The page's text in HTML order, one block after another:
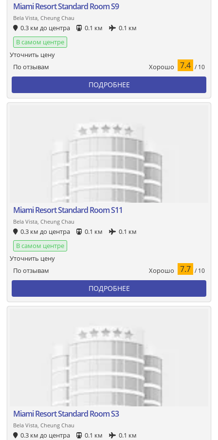
Miami Resort Standard Room S9
Bela Vista, Cheung Chau
0.3 км до центра 0.1 км
0.1 км
В самом центре
По отзывам Хорошо 7.4 / 10
Уточнить цену
ПОДРОБНЕЕ
Miami Resort Standard Room S11
Bela Vista, Cheung Chau
0.3 км до центра 0.1 км
0.1 км
В самом центре
По отзывам Хорошо 7.7 / 10
Уточнить цену
ПОДРОБНЕЕ
Miami Resort Standard Room S3
Bela Vista, Cheung Chau
0.3 км до центра 0.1 км
0.1 км